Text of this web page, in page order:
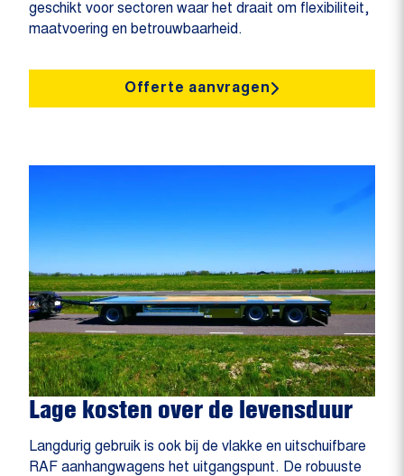
geschikt voor sectoren waar het draait om flexibiliteit,
maatvoering en betrouwbaarheid.
Offerte aanvragen
Lage kosten over de levensduur
Langdurig gebruik is ook bij de vlakke en uitschuifbare
RAF aanhangwagens het uitgangspunt. De robuuste